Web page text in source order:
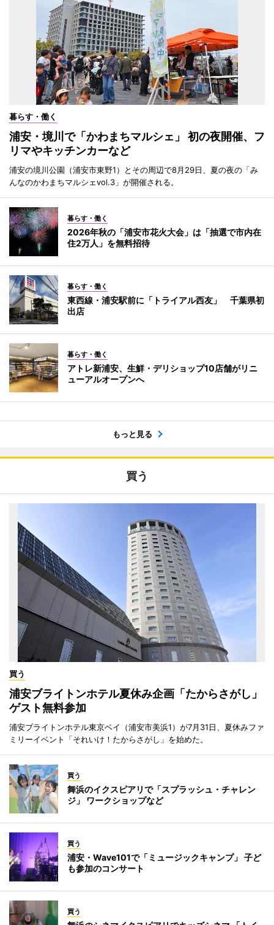
暮らす・働く
浦安・境川で「かわまちマルシェ」 初の夜開催、フ
リマやキッチンカーなど
浦安の境川公園（浦安市東野1）とその周辺で8月29日、夏の夜の「み
んなのかわまちマルシェvol.3」が開催される。
暮らす・働く
2026年秋の「浦安市花火大会」は「抽選で市内在
住2万人」を無料招待
暮らす・働く
東西線・浦安駅前に「トライアル西友」 千葉県初
出店
暮らす・働く
アトレ新浦安、生鮮・デリショップ10店舗がリニ
ューアルオープンへ
もっと見る
買う
買う
浦安ブライトンホテル夏休み企画「たからさがし」
ゲスト無料参加
浦安ブライトンホテル東京ベイ（浦安市美浜1）が7月31日、夏休みファ
ミリーイベント「それいけ！たからさがし」を始めた。
買う
舞浜のイクスピアリで「スプラッシュ・チャレン
ジ」 ワークショップなど
買う
浦安・Wave101で「ミュージックキャンプ」 子ど
も参加のコンサート
買う